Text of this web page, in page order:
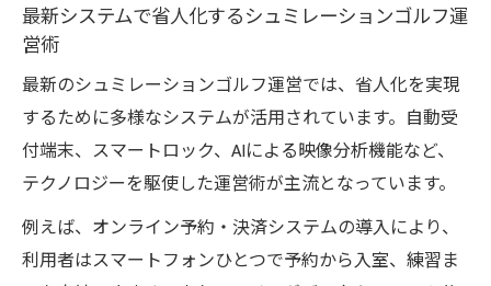
最新システムで省人化するシュミレーションゴルフ運
営術
最新のシュミレーションゴルフ運営では、省人化を実現
するために多様なシステムが活用されています。自動受
付端末、スマートロック、AIによる映像分析機能など、
テクノロジーを駆使した運営術が主流となっています。
例えば、オンライン予約・決済システムの導入により、
利用者はスマートフォンひとつで予約から入室、練習ま